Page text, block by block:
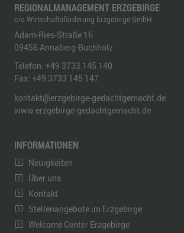
REGIONALMANAGEMENT ERZGEBIRGE
c/o Wirtschaftsförderung Erzgebirge GmbH
Adam-Ries-Straße 16
09456 Annaberg-Buchholz
Telefon: +49 3733 145 140
Fax: +49 3733 145 147
kontakt@erzgebirge-gedachtgemacht.de
www.erzgebirge-gedachtgemacht.de
INFORMATIONEN
Neuigkeiten
Über uns
Kontakt
Stellenangebote im Erzgebirge
Welcome Center Erzgebirge